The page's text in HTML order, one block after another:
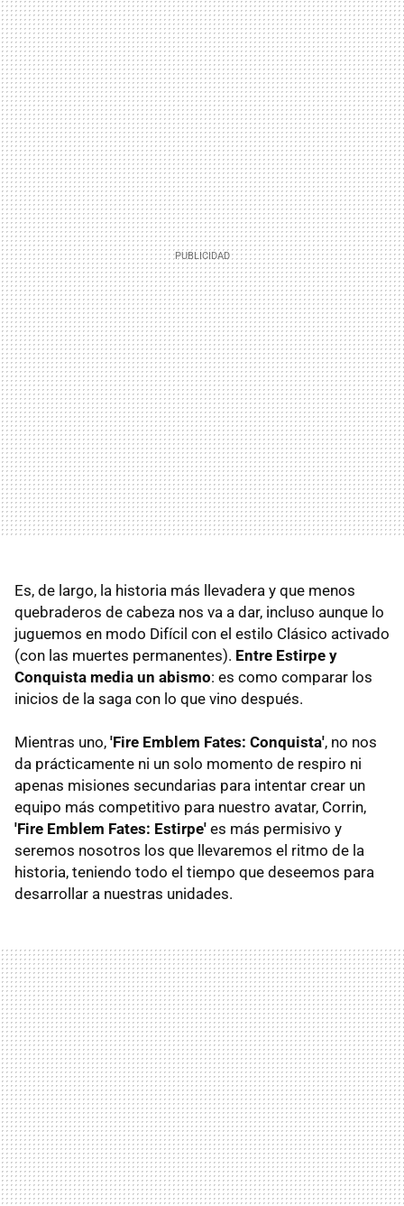
Es, de largo, la historia más llevadera y que menos
quebraderos de cabeza nos va a dar, incluso aunque lo
juguemos en modo Difícil con el estilo Clásico activado
(con las muertes permanentes). Entre Estirpe y
Conquista media un abismo: es como comparar los
inicios de la saga con lo que vino después.
Mientras uno, 'Fire Emblem Fates: Conquista', no nos
da prácticamente ni un solo momento de respiro ni
apenas misiones secundarias para intentar crear un
equipo más competitivo para nuestro avatar, Corrin,
'Fire Emblem Fates: Estirpe' es más permisivo y
seremos nosotros los que llevaremos el ritmo de la
historia, teniendo todo el tiempo que deseemos para
desarrollar a nuestras unidades.